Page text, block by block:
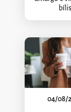
bílis
04/08/